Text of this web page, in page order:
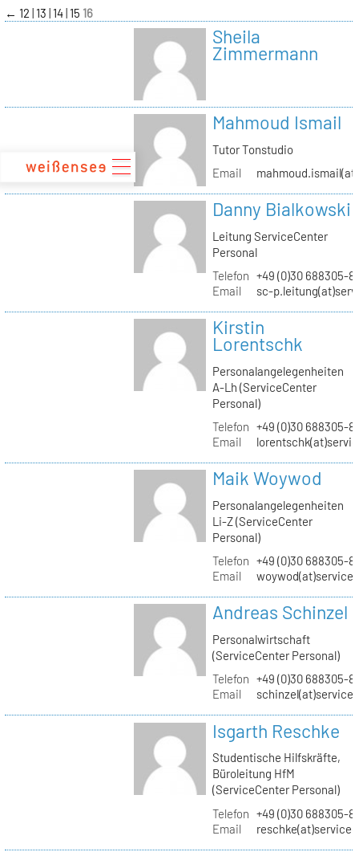
zum
Inhalt
← 12 13 14 15 16
Sheila
Zimmermann
Mahmoud Ismail
Tutor Tonstudio
Email
Danny Bialkowski
Leitung ServiceCenter
Personal
Telefon +49 (0)30 688305-
Email
sc-
Kirstin
Lorentschk
Personalangelegenheiten
A-Lh (ServiceCenter
Personal)
Telefon +49 (0)30 688305-
Email
Maik Woywod
Personalangelegenheiten
Li-Z (ServiceCenter
Personal)
Telefon +49 (0)30 688305-
Email
Andreas Schinzel
Personalwirtschaft
(ServiceCenter Personal)
Telefon +49 (0)30 688305-
Email
Isgarth Reschke
Studentische Hilfskräfte,
Büroleitung HfM
(ServiceCenter Personal)
Telefon +49 (0)30 688305-
Email